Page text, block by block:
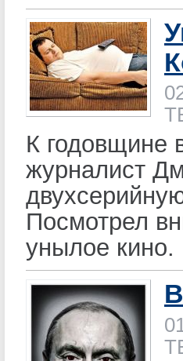
К годовщине
журналист
Посмотрел
унылое кино.